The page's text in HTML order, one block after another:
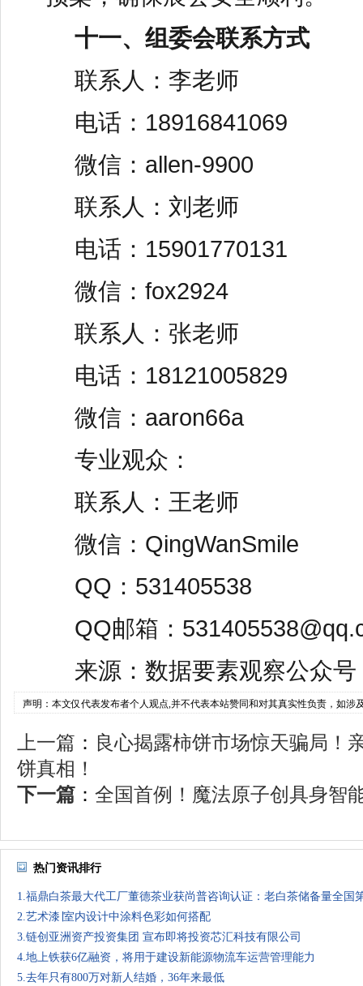
十一、组委会联系方式
联系人：李老师
电话：18916841069
微信：allen-9900
联系人：刘老师
电话：15901770131
微信：fox2924
联系人：张老师
电话：18121005829
微信：aaron66a
专业观众：
联系人：王老师
微信：QingWanSmile
QQ：531405538
QQ邮箱：
来源：数据要素观察公众号
声明：本文仅代表发布者个人观点,并不代表本站赞同和对其真实性负责，如涉
上一篇 ： 良心揭露柿饼市场惊天骗局！
饼真相！
下一篇 ： 全国首例！魔法原子创具身智
热门资讯排行
1.福鼎白茶最大代工厂董德茶业获尚普咨询认证：老白茶储备量全国
2.艺术漆∣室内设计中涂料色彩如何搭配
3.链创亚洲资产投资集团 宣布即将投资芯汇科技有限公司
4.地上铁获6亿融资，将用于建设新能源物流车运营管理能力
5.去年只有800万对新人结婚，36年来最低